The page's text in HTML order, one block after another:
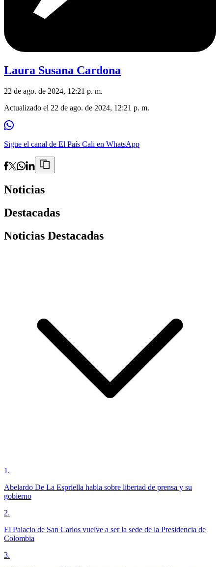
Laura Susana Cardona
22 de ago. de 2024, 12:21 p. m.
Actualizado el 22 de ago. de 2024, 12:21 p. m.
Sigue el canal de El País Cali en WhatsApp
Noticias
Destacadas
Noticias Destacadas
1 .
Abelardo De La Espriella habla sobre libertad de prensa y su
gobierno
2.
El Palacio de San Carlos vuelve a ser la sede de la Presidencia de
Colombia
3.